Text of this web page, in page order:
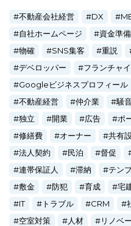
不動産会社経営 DX
自社ホームページ
資金準備
物確
SNS集客 重説
デベロッパー
フランチャ
Googleビジネスプロフィール
不動産経営
仲介業 騒
独立
開業 広告 ポ
修繕費
オーナー 共有
法人契約
民泊 督促
連帯保証人
滞納 テン
敷金
防犯 育成 宅
IT
トラブル CRM
空室対策
人材 リノベ